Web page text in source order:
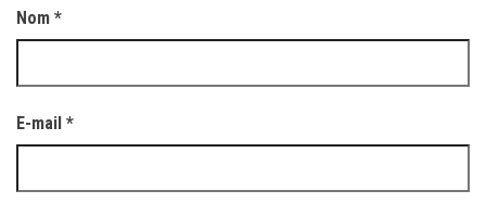
Nom *
E-mail *